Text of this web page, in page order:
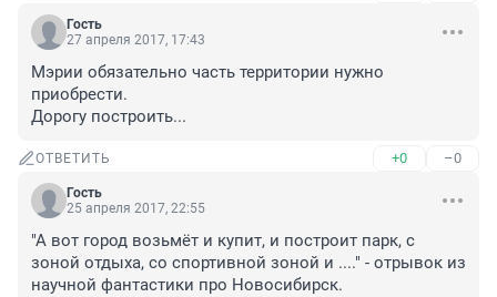
Гость
27 апреля 2017, 17:43
Мэрии обязательно часть территории нужно
приобрести.
Дорогу построить...
ОТВЕТИТЬ +0 –0
Гость
25 апреля 2017, 22:55
"А вот город возьмёт и купит, и построит парк, с
зоной отдыха, со спортивной зоной и ...." - отрывок из
научной фантастики про Новосибирск.